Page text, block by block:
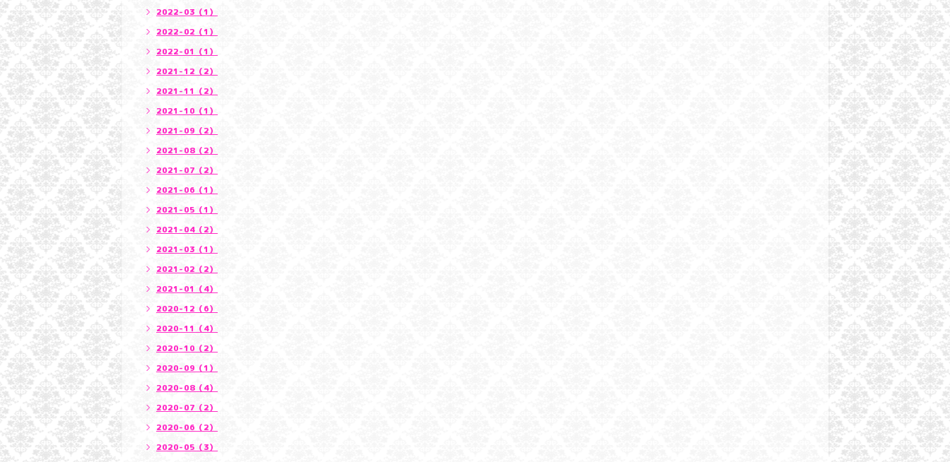
2022-03（1）
2022-02（1）
2022-01（1）
2021-12（2）
2021-11（2）
2021-10（1）
2021-09（2）
2021-08（2）
2021-07（2）
2021-06（1）
2021-05（1）
2021-04（2）
2021-03（1）
2021-02（2）
2021-01（4）
2020-12（6）
2020-11（4）
2020-10（2）
2020-09（1）
2020-08（4）
2020-07（2）
2020-06（2）
2020-05（3）